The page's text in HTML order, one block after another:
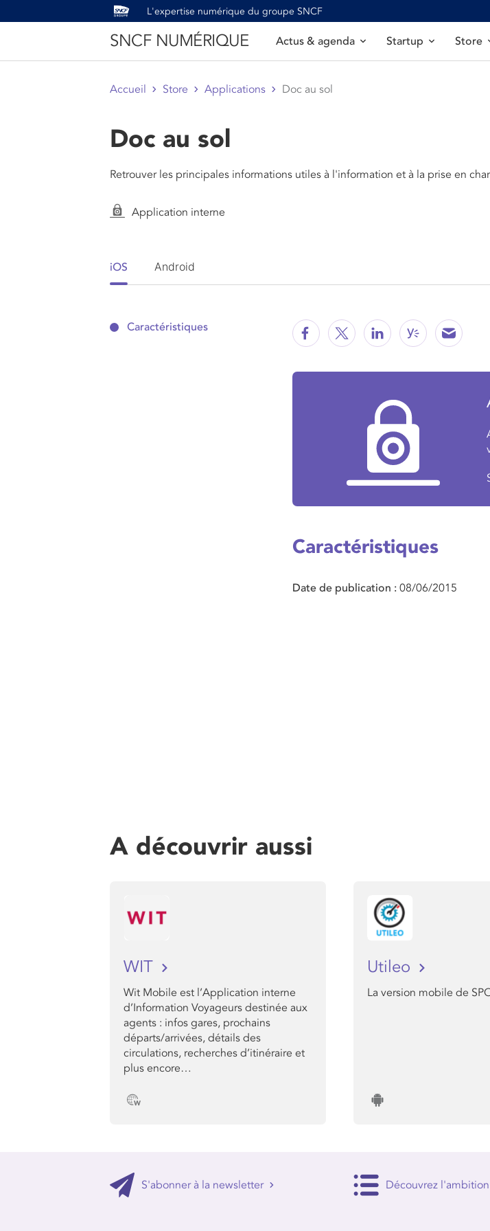
L'expertise numérique du groupe SNCF
SNCF NUMÉRIQUE Actus & agenda Startup Store
Accueil Store Applications Doc au sol
Doc au sol
Retrouver les principales informations utiles à l'information et à la prise en
Application interne
iOS Android
Caractéristiques
Caractéristiques
Date de publication 08/06/2015
A découvrir aussi
WIT
Wit Mobile est l’Application interne
d’Information Voyageurs destinée aux
agents : infos gares, prochains
départs/arrivées, détails des
circulations, recherches d’itinéraire et
plus encore…
Utileo
La version mobile de
S'abonner à la newsletter Découvrez l'ambition